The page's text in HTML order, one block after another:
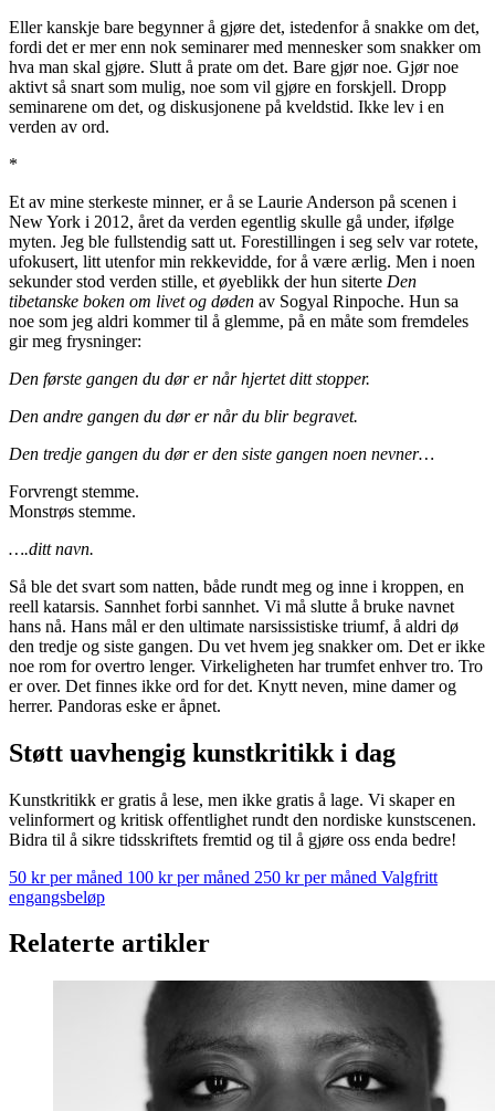
Eller kanskje bare begynner å gjøre det, istedenfor å snakke om det,
fordi det er mer enn nok seminarer med mennesker som snakker om
hva man skal gjøre. Slutt å prate om det. Bare gjør noe. Gjør noe
aktivt så snart som mulig, noe som vil gjøre en forskjell. Dropp
seminarene om det, og diskusjonene på kveldstid. Ikke lev i en
verden av ord.
*
Et av mine sterkeste minner, er å se Laurie Anderson på scenen i
New York i 2012, året da verden egentlig skulle gå under, ifølge
myten. Jeg ble fullstendig satt ut. Forestillingen i seg selv var rotete,
ufokusert, litt utenfor min rekkevidde, for å være ærlig. Men i noen
sekunder stod verden stille, et øyeblikk der hun siterte Den
tibetanske boken om livet og døden av Sogyal Rinpoche. Hun sa
noe som jeg aldri kommer til å glemme, på en måte som fremdeles
gir meg frysninger:
Den første gangen du dør er når hjertet ditt stopper.
Den andre gangen du dør er når du blir begravet.
Den tredje gangen du dør er den siste gangen noen nevner…
Forvrengt stemme.
Monstrøs stemme.
….ditt navn.
Så ble det svart som natten, både rundt meg og inne i kroppen, en
reell katarsis. Sannhet forbi sannhet. Vi må slutte å bruke navnet
hans nå. Hans mål er den ultimate narsissistiske triumf, å aldri dø
den tredje og siste gangen. Du vet hvem jeg snakker om. Det er ikke
noe rom for overtro lenger. Virkeligheten har trumfet enhver tro. Tro
er over. Det finnes ikke ord for det. Knytt neven, mine damer og
herrer. Pandoras eske er åpnet.
Støtt uavhengig kunstkritikk i dag
Kunstkritikk er gratis å lese, men ikke gratis å lage. Vi skaper en
velinformert og kritisk offentlighet rundt den nordiske kunstscenen.
Bidra til å sikre tidsskriftets fremtid og til å gjøre oss enda bedre!
50 kr per måned 100 kr per måned 250 kr per måned Valgfritt
engangsbeløp
Relaterte artikler